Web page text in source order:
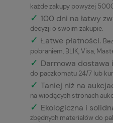
każde zakupy powyżej
✓ 100 dni na łatwy
decyzji o swoim zakupie.
✓ Łatwe płatności.
pobraniem, BLIK, Visa,
✓ Darmowa dostawa
do paczkomatu 24/7 lub
✓ Taniej niż na
na wiodących stronach
✓ Ekologiczna i
zbędnych materiałów do